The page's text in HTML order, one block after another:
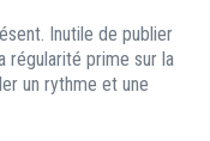
Inutile de publier
régularité prime sur la
un rythme et une